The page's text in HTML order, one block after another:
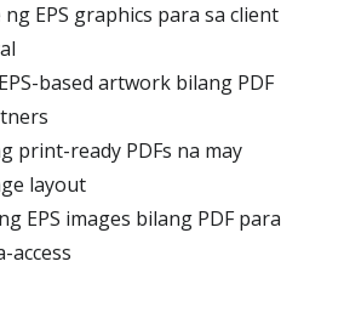
EPS graphics para sa client
based artwork bilang PDF
print-ready PDFs na may
layout
EPS images bilang PDF para
access